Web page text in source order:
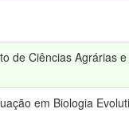
de Ciências Agrárias e
em Biologia